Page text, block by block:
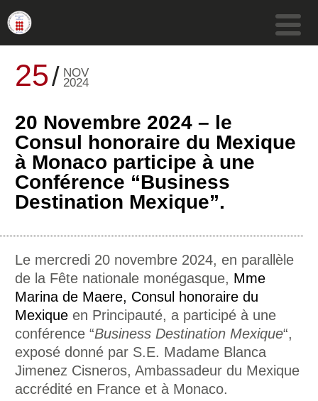
25 NOV
2024
20 Novembre 2024 – le
Consul honoraire du Mexique
à Monaco participe à une
Conférence “Business
Destination Mexique”.
Le mercredi 20 novembre 2024, en parallèle
de la Fête nationale monégasque, Mme
Marina de Maere, Consul honoraire du
Mexique en Principauté, a participé à une
conférence “Business Destination Mexique“,
exposé donné par S.E. Madame Blanca
Jimenez Cisneros, Ambassadeur du Mexique
accrédité en France et à Monaco.